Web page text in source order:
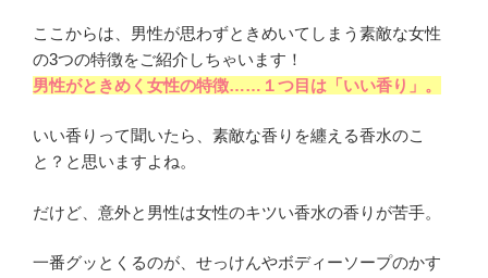
ここからは、男性が思わずときめいてしまう素敵な女性
の3つの特徴をご紹介しちゃいます！
男性がときめく女性の特徴……１つ目は「いい香り」。
いい香りって聞いたら、素敵な香りを纏える香水のこ
と？と思いますよね。
だけど、意外と男性は女性のキツい香水の香りが苦手。
一番グッとくるのが、せっけんやボディーソープのかす